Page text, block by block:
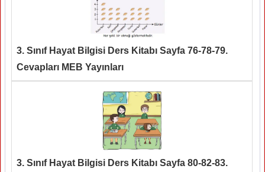
3. Sınıf Hayat Bilgisi Ders Kitabı Sayfa 76-78-79.
Cevapları MEB Yayınları
3. Sınıf Hayat Bilgisi Ders Kitabı Sayfa 80-82-83.